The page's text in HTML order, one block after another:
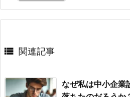
 関連記事
なぜ私は中小企業